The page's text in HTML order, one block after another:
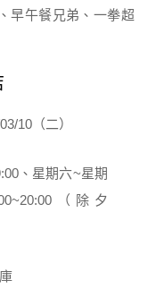
10（二）
、星期六~星期
（除夕